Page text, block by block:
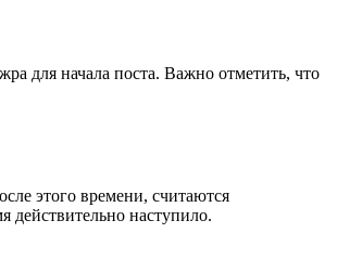
для начала поста. Важно отметить, что
этого времени, считаются
действительно наступило.